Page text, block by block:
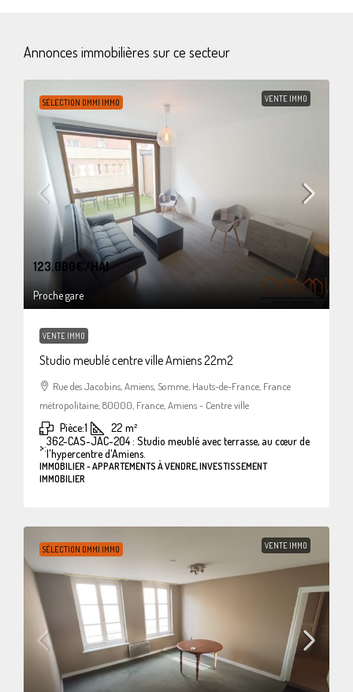
Annonces immobilières sur ce secteur
SÉLECTION OMMI IMMO VENTE IMMO
123.000€/HAI
Proche gare
VENTE IMMO
Studio meublé centre ville Amiens 22m2
Rue des Jacobins, Amiens, Somme, Hauts-de-France, France
métropolitaine, 80000, France, Amiens - Centre ville
Pièce:1 22 m²
>:362-CAS-JAC-204 : Studio meublé avec terrasse, au cœur de
l'hypercentre d'Amiens.
IMMOBILIER - APPARTEMENTS À VENDRE, INVESTISSEMENT
IMMOBILIER
SÉLECTION OMMI IMMO VENTE IMMO